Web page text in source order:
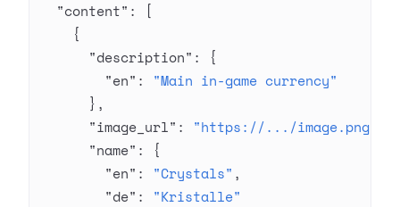
  "content"
: [
    {
      "description"
: {
        "en"
: "Main in-game currency"
      },
      "image_url"
: "https://.../image.png"
      "name"
: {
        "en"
: "Crystals" ,
        "de"
: "Kristalle"